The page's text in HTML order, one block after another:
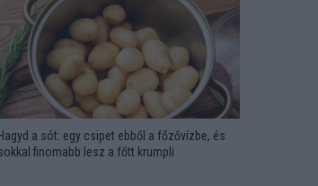
Hagyd a sót: egy csipet ebből a főzővízbe, és
finomabb lesz a főtt krumpli